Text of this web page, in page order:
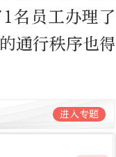
名员工办理了
通行秩序也得
进入专题